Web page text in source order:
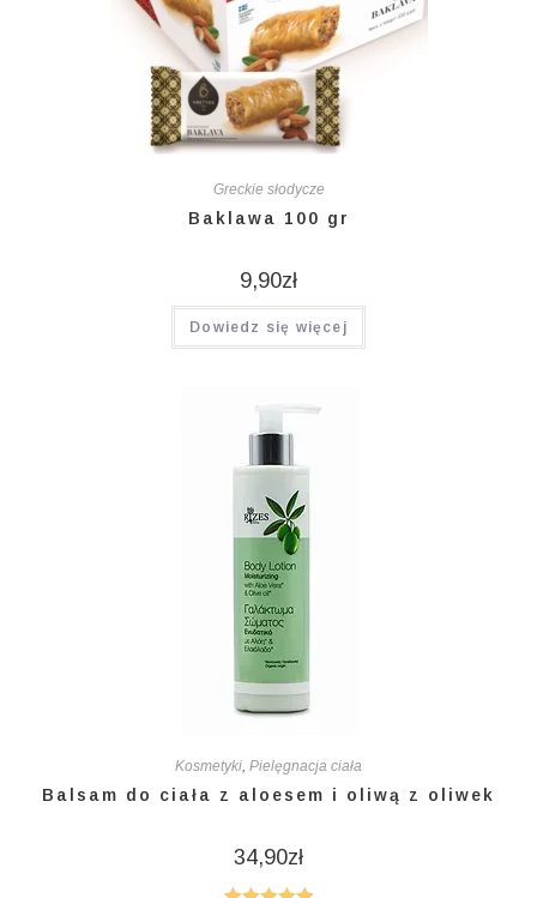
Greckie słodycze
Baklawa 100 gr
9,90zł
Dowiedz się więcej
Kosmetyki, Pielęgnacja ciała
Balsam do ciała z aloesem i oliwą z oliwek
34,90zł